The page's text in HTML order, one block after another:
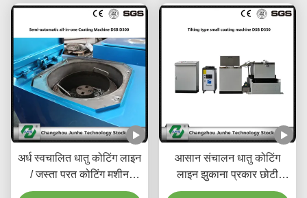
अर्ध स्वचालित धातु कोटिंग लाइन
/ जस्ता परत कोटिंग मशीन
अधिकतम क्षमता 400 किग्रा /
आसान संचालन धातु कोटिंग
लाइन झुकाना प्रकार छोटी
कोटिंग मशीन सफेद / ग्रे रंग